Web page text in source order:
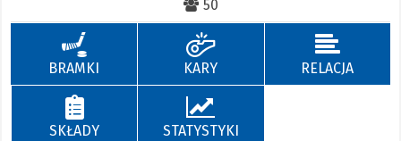
50
BRAMKI KARY RELACJA
SKŁADY STATYSTYKI